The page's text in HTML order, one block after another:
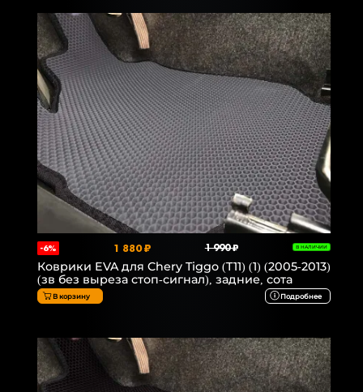
-6% 1 880 ₽ 1 990 ₽ В НАЛИЧИИ
Коврики EVA для Chery Tiggo (T11) (1) (2005-2013)
(зв без выреза стоп-сигнал), задние, сота
В корзину Подробнее